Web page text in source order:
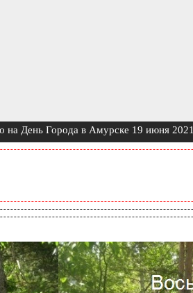
на День Города в Амурске 19 июня 2021